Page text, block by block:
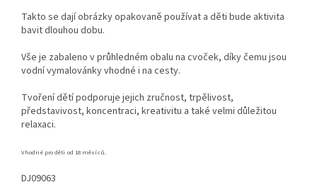
Takto se dají obrázky opakovaně používat a děti bude aktivita
bavit dlouhou dobu.
Vše je zabaleno v průhledném obalu na cvoček, díky čemu jsou
vodní vymalovánky vhodné i na cesty.
Tvoření dětí podporuje jejich zručnost, trpělivost,
představivost, koncentraci, kreativitu a také velmi důležitou
relaxaci.
Vhodné pro děti od 18 měsíců.
DJ09063